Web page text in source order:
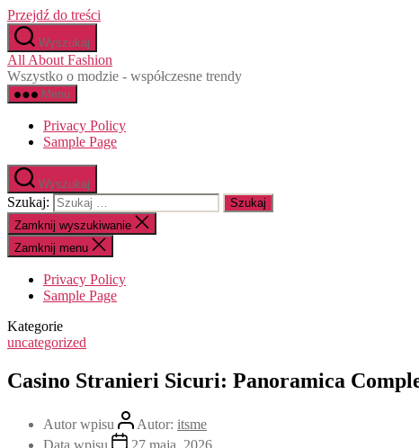
Przejdź do treści
Wyszukaj
All About Fashion
Wszystko o modzie - współczesne trendy
Menu
Privacy Policy
Sample Page
Wyszukaj
Szukaj:
Zamknij wyszukiwanie
Zamknij menu
Privacy Policy
Sample Page
Kategorie
uncategorized
Casino Stranieri Sicuri: Panoramica
Autor wpisu Autor: itsme
Data wpisu
27 maja, 2026